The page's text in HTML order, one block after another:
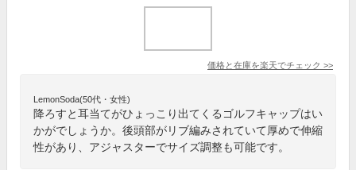
価格と在庫を楽天でチェック >>
LemonSoda(50代・女性)
降ろすと耳当てがひょっこり出てくるゴルフキャップはい
かがでしょうか。後頭部がリブ編みされていて厚めで伸縮
性があり、アジャスターでサイズ調整も可能です。